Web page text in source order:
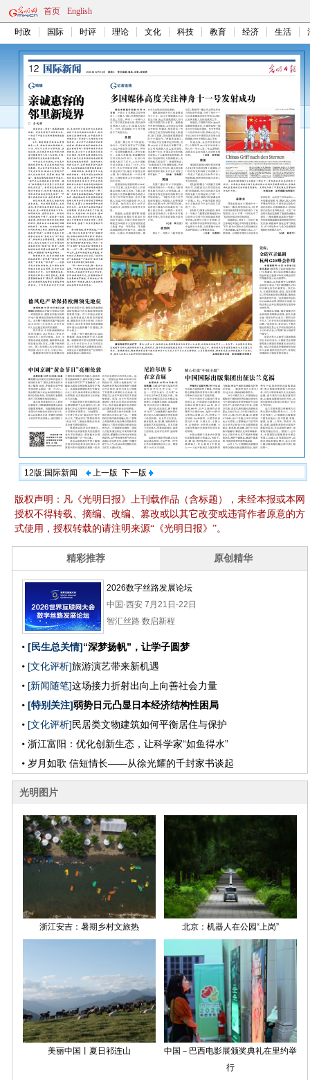
首页 English
时政 国际 时评 理论 文化 科技 教育 经济 生活
12版:国际新闻 上一版 下一版
版权声明：凡《光明日报》上刊载作品（含标题），未经本报或本网
授权不得转载、摘编、改编、篡改或以其它改变或违背作者原意的方
式使用，授权转载的请注明来源“《光明日报》”。